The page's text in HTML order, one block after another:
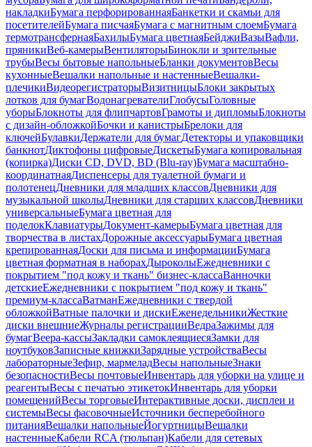
накладкиБумага перфорированнаяБанкетки и скамьи для
посетителейБумага писчаяБумага с магнитным слоемБумага
термотрансфернаяБахилыБумага цветнаяБейджиВазыВафли,
пряникиВеб-камерыВентиляторыБинокли и зрительные
трубыВесы бытовые напольныеБланки документовВесы
кухонныеВешалки напольные и настенныеВешалки-
плечикиВидеорегистраторыВизитницыБлоки закрытых
лотков для бумагВодонагревателиГлобусыГоловные
уборыБлокноты для флипчартовГрамоты и дипломыБлокноты
с дизайн-обложкойБочки и канистрыБрелоки для
ключейБулавкиДержатели для бумагДетекторы и упаковщики
банкнотДиктофоны цифровыеДискетыБумага копировальная
(копирка)Диски CD, DVD, BD (Blu-ray)Бумага масштабно-
координатнаяДиспенсеры для туалетной бумаги и
полотенецДневники для младших классовДневники для
музыкальной школыДневники для старших классовДневники
универсальныеБумага цветная для
поделокКлавиатурыДокумент-камерыБумага цветная для
творчества в листахДорожные аксессуарыБумага цветная
крепированнаяДоски для письма и информацииБумага
цветная форматная в наборахДыроколыЕжедневники с
покрытием "под кожу и ткань" бизнес-классаВанночки
детскиеЕжедневники с покрытием "под кожу и ткань"
премиум-классаВатманЕжедневники с твердой
обложкойВатные палочки и дискиЕженедельникиЖесткие
диски внешниеЖурналы регистрацииВедраЗажимы для
бумагВеера-кассыЗакладки самоклеящиесяЗамки для
ноутбуковЗаписные книжкиЗарядные устройстваВесы
лабораторныеЗефир, мармеладВесы напольныеЗнаки
безопасностиВесы почтовыеИнвентарь для уборки на улице и
реагентыВесы с печатью этикетокИнвентарь для уборки
помещенийВесы торговыеИнтерактивные доски, дисплеи и
системыВесы фасовочныеИсточники бесперебойного
питанияВешалки напольныеЙогуртницыВешалки
настенныеКабели RCA (тюльпан)Кабели для сетевых